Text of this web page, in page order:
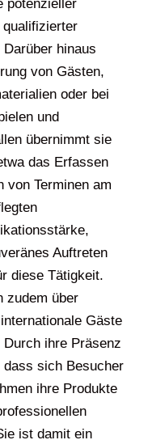
potenzieller
qualifizierter
hinaus
von Gästen,
oder bei
und
übernimmt sie
das Erfassen
von Terminen am
Auftreten
diese Tätigkeit.
zudem über
Gäste
ihre Präsenz
sich Besucher
ihre Produkte
ist damit ein